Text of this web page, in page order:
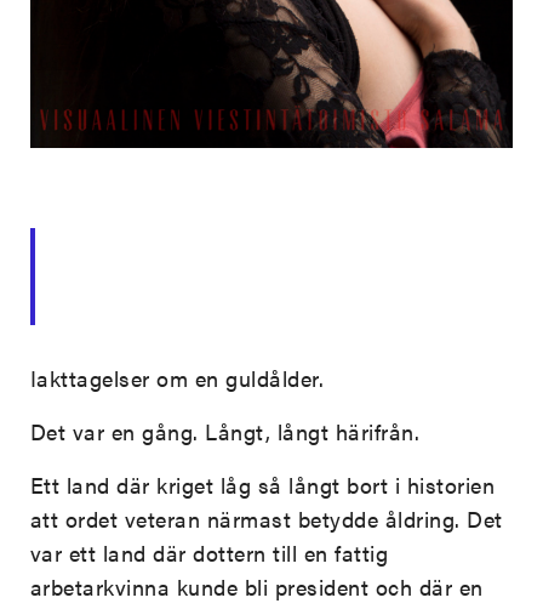
Iakttagelser om en guldålder.
Det var en gång. Långt, långt härifrån.
Ett land där kriget låg så långt bort i historien
att ordet veteran närmast betydde åldring. Det
var ett land där dottern till en fattig
arbetarkvinna kunde bli president och där en